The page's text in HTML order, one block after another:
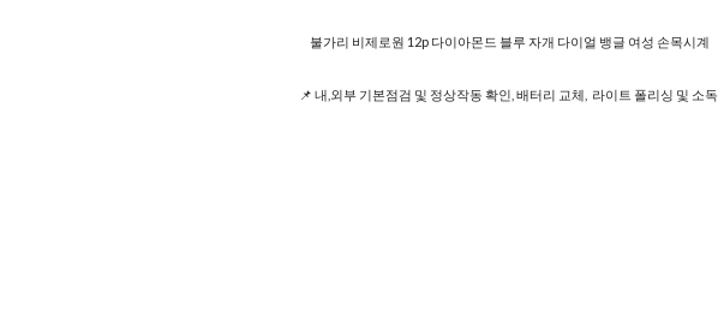
불가리 비제로원 12p 다이아몬드 블루 자개 다이얼 뱅글 여성 손목시계
📌 내,외부 기본점검 및 정상작동 확인, 배터리 교체, 라이트 폴리싱 및 소독